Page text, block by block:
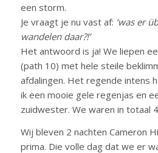
een storm.
Je vraagt je nu vast af: ‘was er
wandelen daar?!’
Het antwoord is ja! We liepen
(path 10) met hele steile
afdalingen. Het regende intens
ik een mooie gele regenjas en
zuidwester. We waren in totaal
Wij bleven 2 nachten Cameron
prima. Die volle dag dat we er